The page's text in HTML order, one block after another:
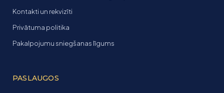
Kontakti un rekvizīti
Privātuma politika
Pakalpojumu sniegšanas līgums
PASLAUGOS